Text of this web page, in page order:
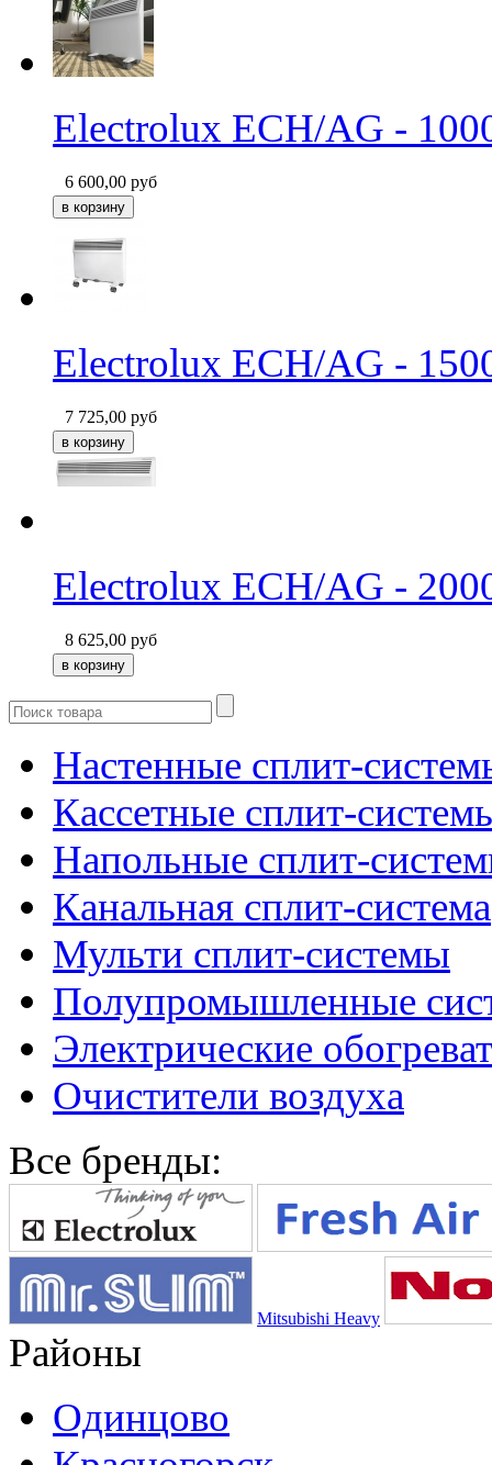
Electrolux ECH/AG -
6 600,00 руб
Electrolux ECH/AG -
7 725,00 руб
Electrolux ECH/AG -
8 625,00 руб
Настенные сплит-
Кассетные сплит-
Напольные сплит-
Канальная сплит-система
Мульти сплит-системы
Полупромышленные
Электрические
Очистители воздуха
Все бренды:
Mitsubishi Heavy
Районы
Одинцово